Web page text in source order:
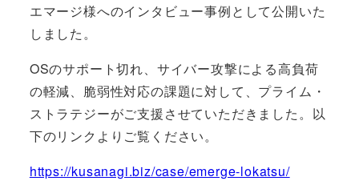
エマージ様へのインタビュー事例として公開いた
しました。
OSのサポート切れ、サイバー攻撃による高負荷
の軽減、脆弱性対応の課題に対して、プライム・
ストラテジーがご支援させていただきました。以
下のリンクよりご覧ください。
https://kusanagi.biz/case/emerge-lokatsu/